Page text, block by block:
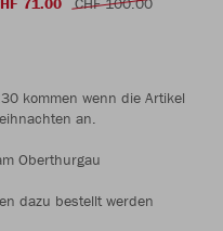
kommen wenn die Artikel
an.
Oberthurgau
dazu bestellt werden